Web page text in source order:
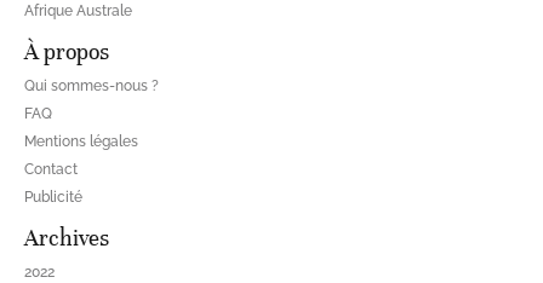
Afrique Australe
À propos
Qui sommes-nous ?
FAQ
Mentions légales
Contact
Publicité
Archives
2022